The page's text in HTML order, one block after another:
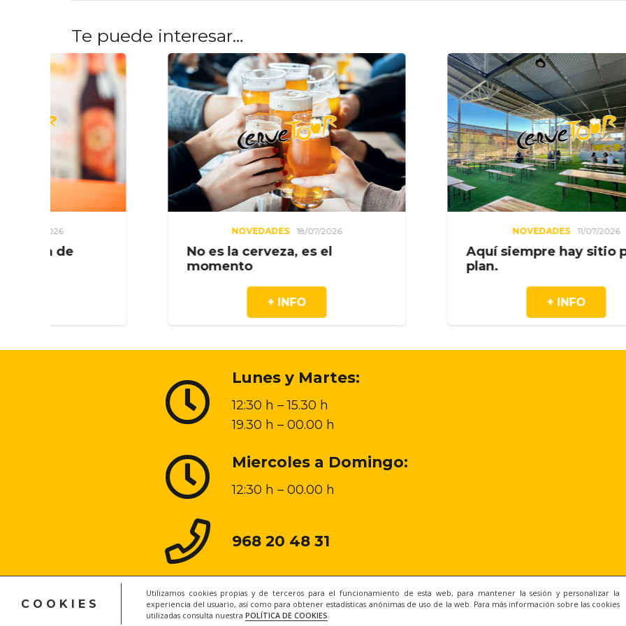
COOKIES
Utilizamos cookies propias y de terceros para el funcionamiento de esta web, para mantener la sesión y personalizar la
experiencia del usuario, así como para obtener estadísticas anónimas de uso de la web. Para más información sobre las cookies
utilizadas consulta nuestra POLÍTICA DE COOKIES
Te puede interesar…
NOVEDADES
es la cerveza, es el
NOVEDADES
Aquí siempre hay sitio para el
Duvel
Lunes y Martes:
12:30 h – 15.30 h
19.30 h – 00.00 h
Miercoles a Domingo:
12:30 h – 00.00 h
968 20 48 31